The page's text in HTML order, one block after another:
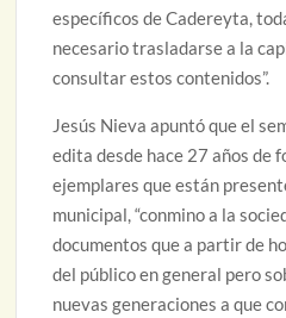
específicos de Cadereyta,
necesario trasladarse a la
consultar estos contenidos”.
Jesús Nieva apuntó que el
edita desde hace 27 años de
ejemplares que están
municipal, “conmino a la
documentos que a partir de
del público en general pero
nuevas generaciones a que